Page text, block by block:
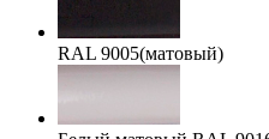
RAL 9005(матовый)